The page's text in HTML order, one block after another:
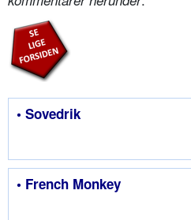
• Sovedrik
• French Monkey